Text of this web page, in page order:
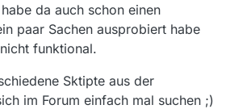
da auch schon einen
paar Sachen ausprobiert habe
funktional.
Sktipte aus der
im Forum einfach mal suchen ;)